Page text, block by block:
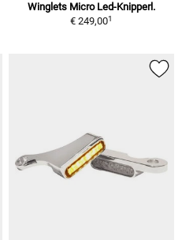
Winglets Micro Led-Knipperl.
€ 249,001